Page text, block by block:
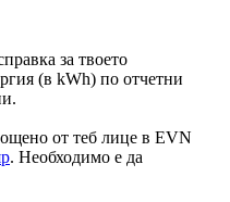
за твоето
(в kWh) по отчетни
от теб лице в EVN
. Необходимо е да